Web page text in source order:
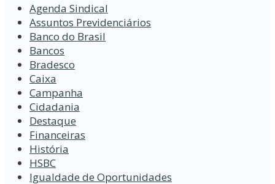
Agenda Sindical
Assuntos Previdenciários
Banco do Brasil
Bancos
Bradesco
Caixa
Campanha
Cidadania
Destaque
Financeiras
História
HSBC
Igualdade de Oportunidades